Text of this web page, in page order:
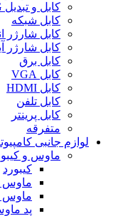
کابل و تبدیل OTG
کابل شبکه
کابل شارژر
کابل شارژر
کابل برق
کابل VGA
کابل HDMI
کابل تلفن
کابل پرینتر
متفرقه
لوازم جانبی
ماوس و
کیبورد
ماوس
ماوس
پد